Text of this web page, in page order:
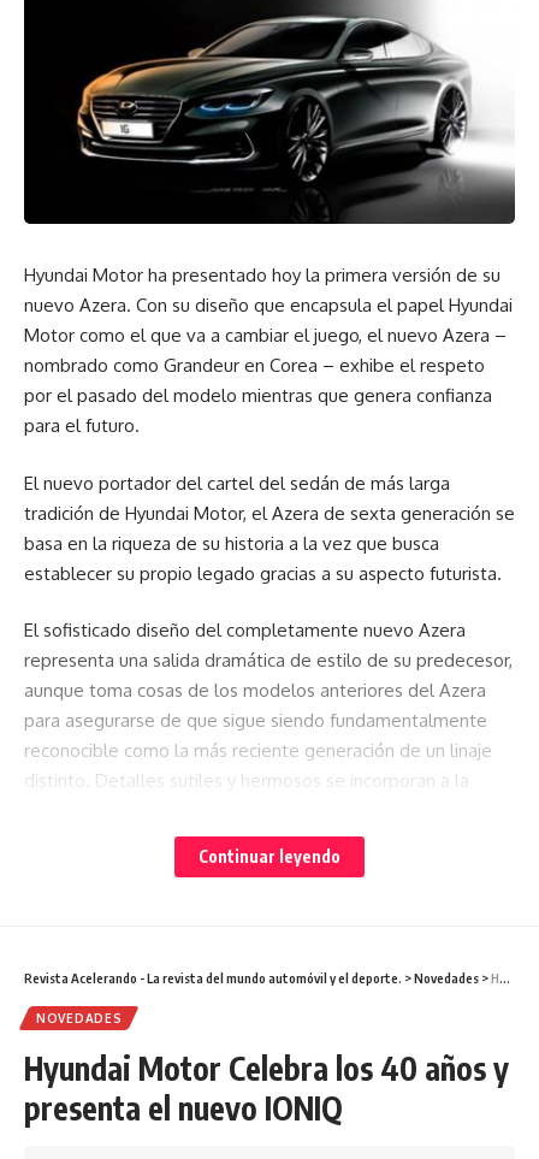
Hyundai Motor ha presentado hoy la primera versión de su
nuevo Azera. Con su diseño que encapsula el papel Hyundai
Motor como el que va a cambiar el juego, el nuevo Azera –
nombrado como Grandeur en Corea – exhibe el respeto
por el pasado del modelo mientras que genera confianza
para el futuro.
El nuevo portador del cartel del sedán de más larga
tradición de Hyundai Motor, el Azera de sexta generación se
basa en la riqueza de su historia a la vez que busca
establecer su propio legado gracias a su aspecto futurista.
El sofisticado diseño del completamente nuevo Azera
representa una salida dramática de estilo de su predecesor,
aunque toma cosas de los modelos anteriores del Azera
para asegurarse de que sigue siendo fundamentalmente
reconocible como la más reciente generación de un linaje
distinto. Detalles sutiles y hermosos se incorporan a la
enérgicas y proporciones exquisitamente equilibradas.
nueva era para el diseño de Hyundai Motor. La nueva
‘parrilla en cascada’ representa sólo una de las muchas
El nuevo Azera estará disponible para la compra en Hyundai
Continuar leyendo
Revista Acelerando - La revista del mundo automóvil y el deporte. >Novedades >Hyundai Motor Celebra los 40 años y presenta el nuevo IONIQ
NOVEDADES
Hyundai Motor Celebra los 40 años y
presenta el nuevo IONIQ